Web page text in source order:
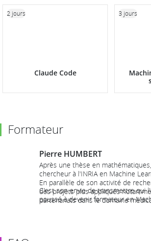
Claude Code
2 jours 3 jours
Formateur
Pierre HUMBERT
Après une thèse en
chercheur à l'INRIA en Machine
En parallèle de son activité de
des projets plus appliqués
partenariats dans le domaine
C'est son envie de transmettre qui
poussé à devenir formateur en